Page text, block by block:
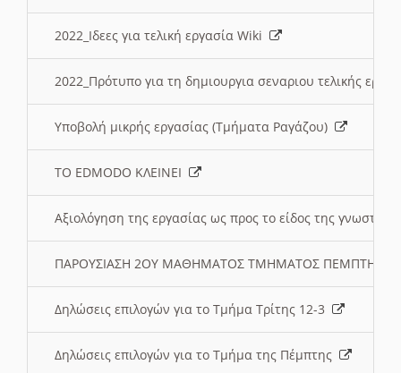
2022_Ιδεες για τελική εργασία Wiki
2022_Πρότυπο για τη δημιουργια σεναριου τελικής
Υποβολή μικρής εργασίας (Τμήματα Ραγάζου)
ΤΟ EDMODO ΚΛΕΙΝΕΙ
Αξιολόγηση της εργασίας ως προς το είδος της
ΠΑΡΟΥΣΙΑΣΗ 2ΟΥ ΜΑΘΗΜΑΤΟΣ ΤΜΗΜΑΤΟΣ
Δηλώσεις επιλογών για το Τμήμα Τρίτης 12-3
Δηλώσεις επιλογών για το Τμήμα της Πέμπτης